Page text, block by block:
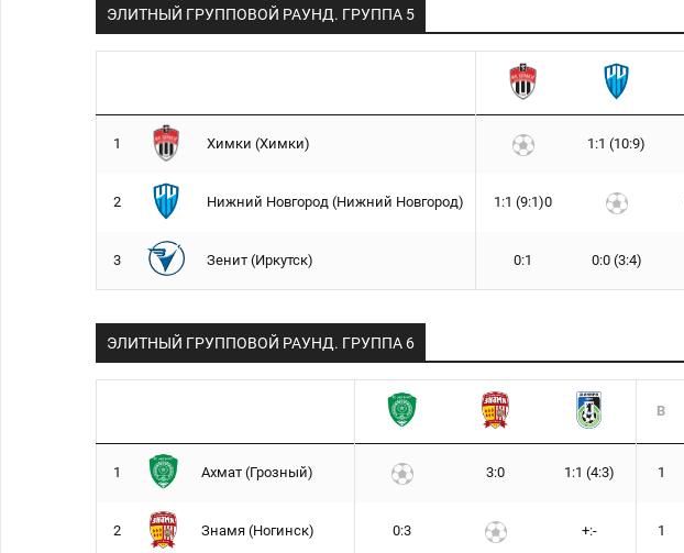
ЭЛИТНЫЙ ГРУППОВОЙ РАУНД. ГРУППA 5
1 Химки (Химки) 1:1 (10:9)
2 Нижний Новгород (Нижний Новгород) 1:1 (9:1)0
3 Зенит (Иркутск) 0:1 0:0 (3:4)
ЭЛИТНЫЙ ГРУППОВОЙ РАУНД. ГРУППA 6
В
1 Ахмат (Грозный) 3:0 1:1 (4:3) 1
2 Знамя (Ногинск) 0:3 +:- 1